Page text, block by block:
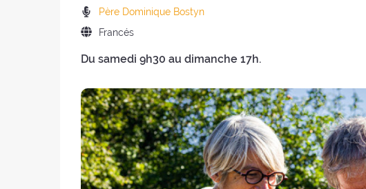
:
del
:
Predicadores
:
Père Dominique Bostyn
Idioma
retiro
Francés
Du samedi 9h30 au dimanche 17h.